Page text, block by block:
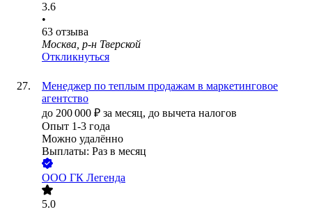
3.6
•
63 отзыва
Москва, р-н Тверской
Откликнуться
Менеджер по теплым продажам в маркетинговое
агентство
до 200 000 ₽ за месяц, до вычета налогов
Опыт 1-3 года
Можно удалённо
Выплаты: Раз в месяц
ООО ГК Легенда
5.0